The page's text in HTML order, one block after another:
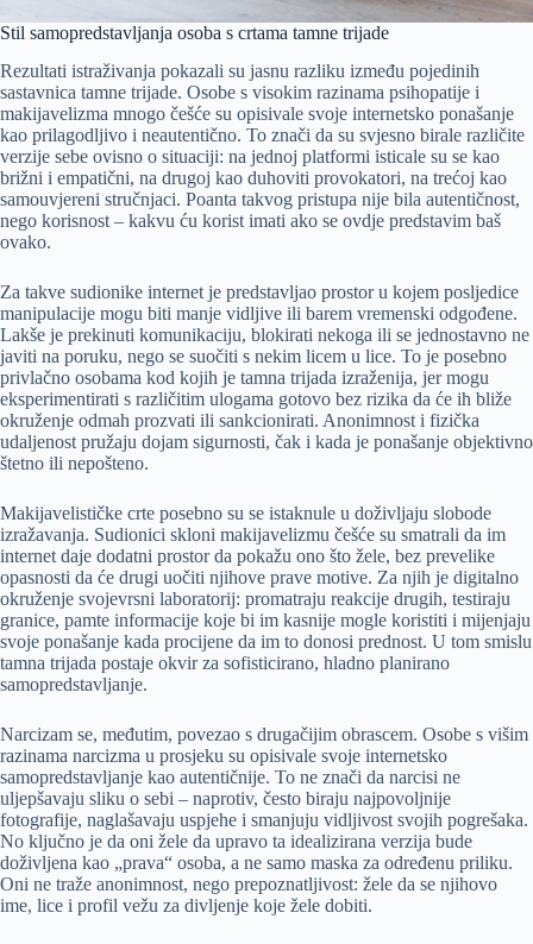
Stil samopredstavljanja osoba s crtama tamne trijade
Rezultati istraživanja pokazali su jasnu razliku između pojedinih
sastavnica tamne trijade. Osobe s visokim razinama psihopatije i
makijavelizma mnogo češće su opisivale svoje internetsko ponašanje
kao prilagodljivo i neautentično. To znači da su svjesno birale različite
verzije sebe ovisno o situaciji: na jednoj platformi isticale su se kao
brižni i empatični, na drugoj kao duhoviti provokatori, na trećoj kao
samouvjereni stručnjaci. Poanta takvog pristupa nije bila autentičnost,
nego korisnost – kakvu ću korist imati ako se ovdje predstavim baš
ovako.
Za takve sudionike internet je predstavljao prostor u kojem posljedice
manipulacije mogu biti manje vidljive ili barem vremenski odgođene.
Lakše je prekinuti komunikaciju, blokirati nekoga ili se jednostavno ne
javiti na poruku, nego se suočiti s nekim licem u lice. To je posebno
privlačno osobama kod kojih je tamna trijada izraženija, jer mogu
eksperimentirati s različitim ulogama gotovo bez rizika da će ih bliže
okruženje odmah prozvati ili sankcionirati. Anonimnost i fizička
udaljenost pružaju dojam sigurnosti, čak i kada je ponašanje objektivno
štetno ili nepošteno.
Makijavelističke crte posebno su se istaknule u doživljaju slobode
izražavanja. Sudionici skloni makijavelizmu češće su smatrali da im
internet daje dodatni prostor da pokažu ono što žele, bez prevelike
opasnosti da će drugi uočiti njihove prave motive. Za njih je digitalno
okruženje svojevrsni laboratorij: promatraju reakcije drugih, testiraju
granice, pamte informacije koje bi im kasnije mogle koristiti i mijenjaju
svoje ponašanje kada procijene da im to donosi prednost. U tom smislu
tamna trijada postaje okvir za sofisticirano, hladno planirano
samopredstavljanje.
Narcizam se, međutim, povezao s drugačijim obrascem. Osobe s višim
razinama narcizma u prosjeku su opisivale svoje internetsko
samopredstavljanje kao autentičnije. To ne znači da narcisi ne
uljepšavaju sliku o sebi – naprotiv, često biraju najpovoljnije
fotografije, naglašavaju uspjehe i smanjuju vidljivost svojih pogrešaka.
No ključno je da oni žele da upravo ta idealizirana verzija bude
doživljena kao „prava“ osoba, a ne samo maska za određenu priliku.
Oni ne traže anonimnost, nego prepoznatljivost: žele da se njihovo
ime, lice i profil vežu za divljenje koje žele dobiti.